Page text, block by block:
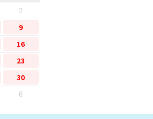
2
9
16
23
30
6